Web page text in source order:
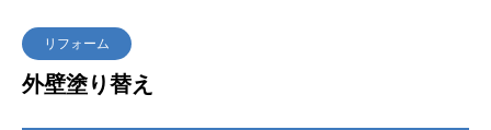
リフォーム
外壁塗り替え